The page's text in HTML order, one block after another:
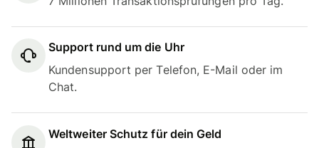
Support rund um die Uhr
Kundensupport per Telefon, E-Mail oder im
Chat.
Weltweiter Schutz für dein Geld